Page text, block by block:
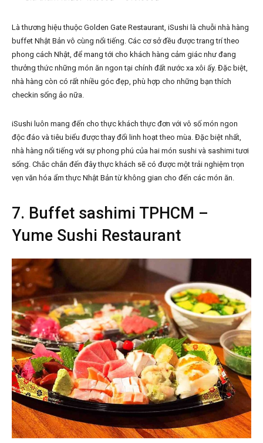
Là thương hiệu thuộc Golden Gate Restaurant, iSushi là chuỗi nhà hàng
buffet Nhật Bản vô cùng nổi tiếng. Các cơ sở đều được trang trí theo
phong cách Nhật, để mang tới cho khách hàng cảm giác như đang
thưởng thức những món ăn ngon tại chính đất nước xa xôi ấy. Đặc biệt,
nhà hàng còn có rất nhiều góc đẹp, phù hợp cho những bạn thích
checkin sống ảo nữa.
iSushi luôn mang đến cho thực khách thực đơn với vô số món ngon
độc đáo và tiêu biểu được thay đổi linh hoạt theo mùa. Đặc biệt nhất,
nhà hàng nổi tiếng với sự phong phú của hai món sushi và sashimi tươi
sống. Chắc chắn đến đây thực khách sẽ có được một trải nghiệm trọn
vẹn văn hóa ẩm thực Nhật Bản từ không gian cho đến các món ăn.
7. Buffet sashimi TPHCM –
Yume Sushi Restaurant